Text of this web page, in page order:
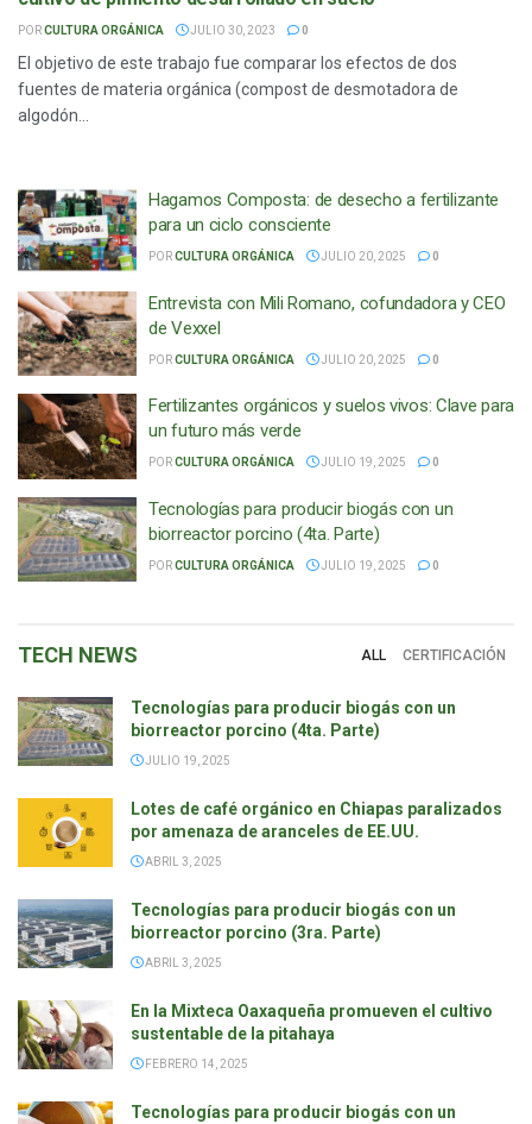
PORCULTURA ORGÁNICA JULIO 30, 2023 0
El objetivo de este trabajo fue comparar los efectos de dos
fuentes de materia orgánica (compost de desmotadora de
algodón...
Hagamos Composta: de desecho a fertilizante
para un ciclo consciente
PORCULTURA ORGÁNICA JULIO 20, 2025 0
Entrevista con Mili Romano, cofundadora y CEO
de Vexxel
PORCULTURA ORGÁNICA JULIO 20, 2025 0
Fertilizantes orgánicos y suelos vivos: Clave para
un futuro más verde
PORCULTURA ORGÁNICA JULIO 19, 2025 0
Tecnologías para producir biogás con un
biorreactor porcino (4ta. Parte)
PORCULTURA ORGÁNICA JULIO 19, 2025 0
TECH NEWS ALL CERTIFICACIÓN
Tecnologías para producir biogás con un
biorreactor porcino (4ta. Parte)
JULIO 19, 2025
Lotes de café orgánico en Chiapas paralizados
por amenaza de aranceles de EE.UU.
ABRIL 3, 2025
Tecnologías para producir biogás con un
biorreactor porcino (3ra. Parte)
ABRIL 3, 2025
En la Mixteca Oaxaqueña promueven el cultivo
sustentable de la pitahaya
FEBRERO 14, 2025
Tecnologías para producir biogás con un